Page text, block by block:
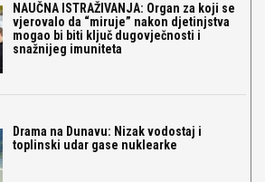
NAUČNA ISTRAŽIVANJA: Organ za koji se
vjerovalo da “miruje” nakon djetinjstva
mogao bi biti ključ dugovječnosti i
snažnijeg imuniteta
Drama na Dunavu: Nizak vodostaj i
toplinski udar gase nuklearke